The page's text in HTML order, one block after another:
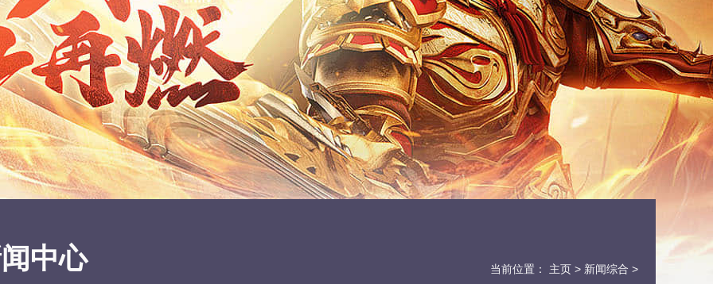
中心 当前位置： 主页 > 新闻综合 >